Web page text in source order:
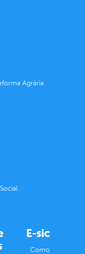
Agrária
E-sic
Como